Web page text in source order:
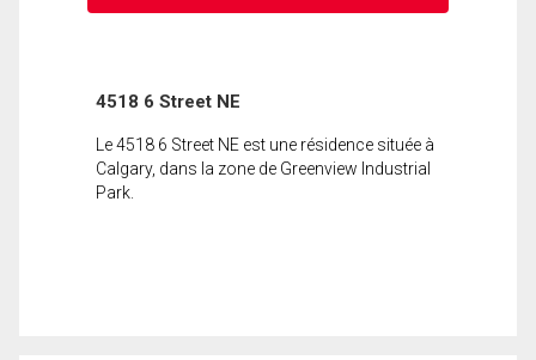
4518 6 Street NE
Le 4518 6 Street NE est une résidence située à
Calgary, dans la zone de Greenview Industrial
Park.